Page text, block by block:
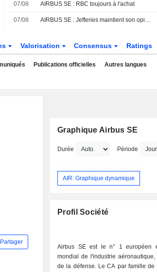
07/08 AIRBUS SE : RBC toujours à l'achat
07/08 AIRBUS SE : Jefferies maintient son opinion neutre
Valorisation Consensus Ratings
Publications officielles Autres langues
Partager
Graphique Airbus SE
Durée Période
AIR: Graphique dynamique
Profil Société
Airbus SE est le n° 1 européen
mondial de l'industrie aéronautique,
de la défense. Le CA par famille de